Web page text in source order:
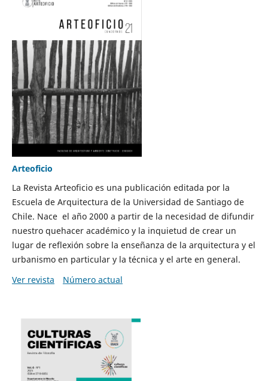
Arteoficio
La Revista Arteoficio es una publicación editada por la
Escuela de Arquitectura de la Universidad de Santiago de
Chile. Nace el año 2000 a partir de la necesidad de difundir
nuestro quehacer académico y la inquietud de crear un
lugar de reflexión sobre la enseñanza de la arquitectura y el
urbanismo en particular y la técnica y el arte en general.
Ver revista
Número actual